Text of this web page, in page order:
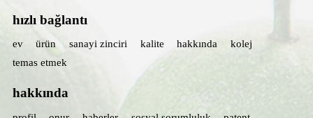
hızlı bağlantı
ev ürün sanayi zinciri kalite hakkında
kolej
temas etmek
hakkında